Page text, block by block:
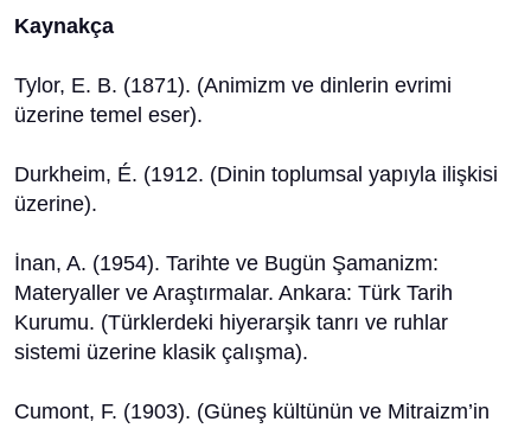
Kaynakça
​Tylor, E. B. (1871). (Animizm ve dinlerin evrimi
üzerine temel eser).
​Durkheim, É. (1912. (Dinin toplumsal yapıyla ilişkisi
üzerine).
​İnan, A. (1954). Tarihte ve Bugün Şamanizm:
Materyaller ve Araştırmalar. Ankara: Türk Tarih
Kurumu. (Türklerdeki hiyerarşik tanrı ve ruhlar
sistemi üzerine klasik çalışma).
​Cumont, F. (1903). (Güneş kültünün ve Mitraizm’in